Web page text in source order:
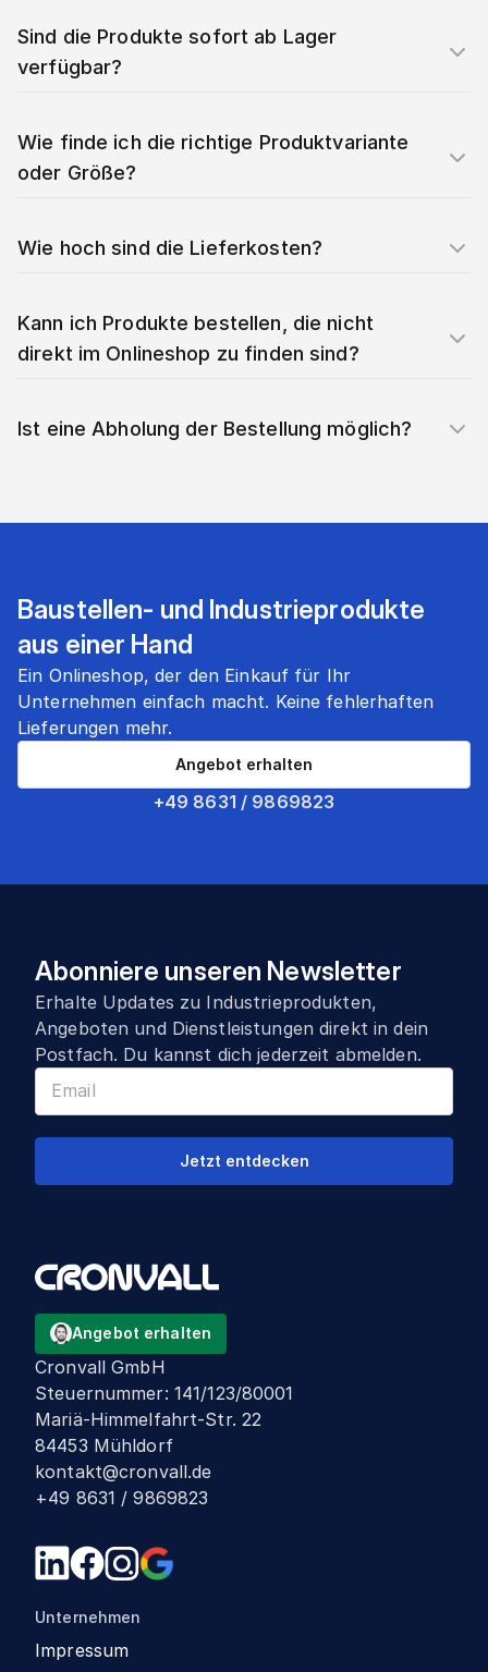
Sind die Produkte sofort ab Lager
verfügbar?
Wie finde ich die richtige Produktvariante
oder Größe?
Wie hoch sind die Lieferkosten?
Kann ich Produkte bestellen, die nicht
direkt im Onlineshop zu finden sind?
Ist eine Abholung der Bestellung möglich?
Baustellen- und Industrieprodukte
aus einer Hand
Ein Onlineshop, der den Einkauf für Ihr
Unternehmen einfach macht. Keine fehlerhaften
Lieferungen mehr.
+49 8631 / 9869823
Angebot erhalten
Abonniere unseren Newsletter
Erhalte Updates zu Industrieprodukten,
Angeboten und Dienstleistungen direkt in dein
Postfach. Du kannst dich jederzeit abmelden.
Jetzt entdecken
Angebot erhalten
Cronvall GmbH
Steuernummer: 141/123/80001
Mariä-Himmelfahrt-Str. 22
84453 Mühldorf
kontakt@cronvall.de
+49 8631 / 9869823
Unternehmen
Impressum